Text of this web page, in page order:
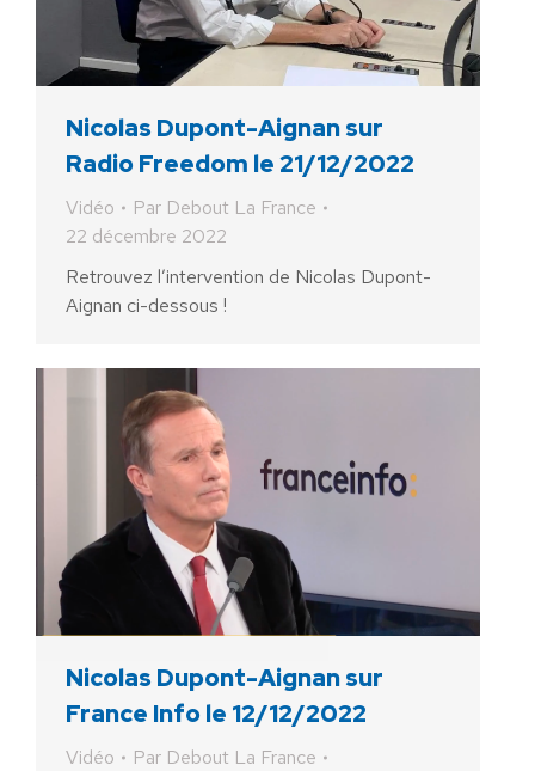
Nicolas Dupont-Aignan sur
Radio Freedom le 21/12/2022
Vidéo Par Debout La France
22 décembre 2022
Retrouvez l’intervention de Nicolas Dupont-
Aignan ci-dessous !
Nicolas Dupont-Aignan sur
France Info le 12/12/2022
Vidéo Par Debout La France